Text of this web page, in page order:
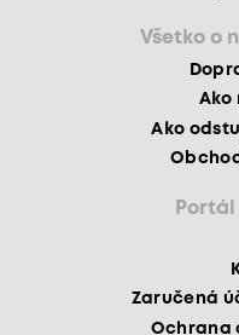
Všetko o
Ako
Ako
Zaručená
Ochrana